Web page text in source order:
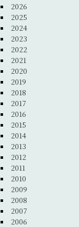
2026
2025
2024
2023
2022
2021
2020
2019
2018
2017
2016
2015
2014
2013
2012
2011
2010
2009
2008
2007
2006